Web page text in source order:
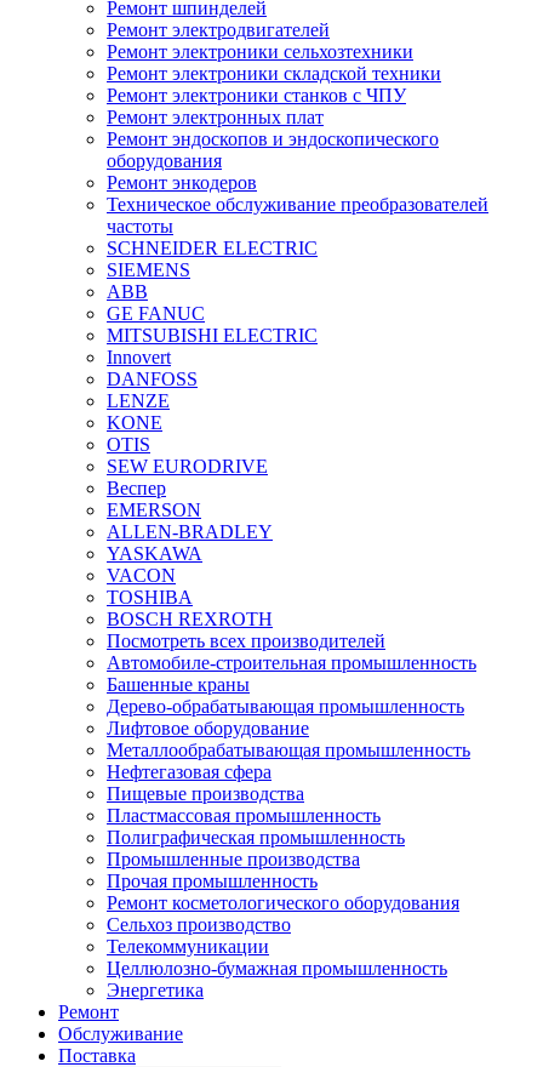
Ремонт шпинделей
Ремонт электродвигателей
Ремонт электроники сельхозтехники
Ремонт электроники складской техники
Ремонт электроники станков с ЧПУ
Ремонт электронных плат
Ремонт эндоскопов и эндоскопического
оборудования
Ремонт энкодеров
Техническое обслуживание преобразователей
частоты
SCHNEIDER ELECTRIC
SIEMENS
ABB
GE FANUC
MITSUBISHI ELECTRIC
Innovert
DANFOSS
LENZE
KONE
OTIS
SEW EURODRIVE
Веспер
EMERSON
ALLEN-BRADLEY
YASKAWA
VACON
TOSHIBA
BOSCH REXROTH
Посмотреть всех производителей
Автомобиле-строительная промышленность
Башенные краны
Дерево-обрабатывающая промышленность
Лифтовое оборудование
Металлообрабатывающая промышленность
Нефтегазовая сфера
Пищевые производства
Пластмассовая промышленность
Полиграфическая промышленность
Промышленные производства
Прочая промышленность
Ремонт косметологического оборудования
Сельхоз производство
Телекоммуникации
Целлюлозно-бумажная промышленность
Энергетика
Ремонт
Обслуживание
Поставка